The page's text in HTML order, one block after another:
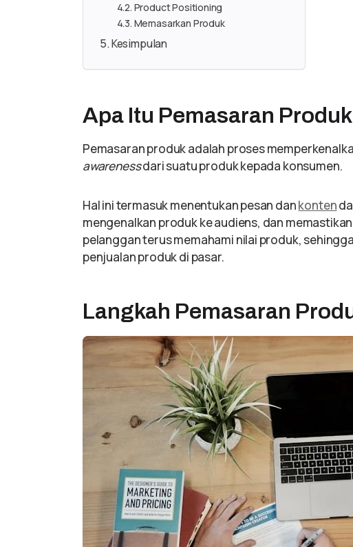
Product Positioning
Memasarkan Produk
Kesimpulan
Apa Itu Pemasaran
Pemasaran produk adalah proses
awarenessdari suatu produk kepada konsumen.
Hal ini termasuk menentukan pesan dankonten
mengenalkan produk ke audiens, dan
pelanggan terus memahami nilai produk,
penjualan produk di pasar.
Langkah Pemasaran